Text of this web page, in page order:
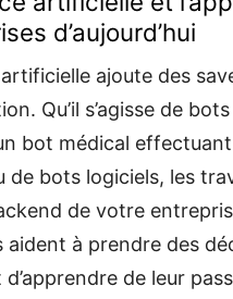
d’aujourd’hui
artificielle ajoute des
Qu’il s’agisse de
bot médical
de bots logiciels, les
de votre
aident à prendre des
de leur